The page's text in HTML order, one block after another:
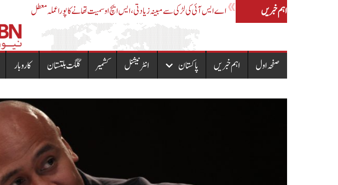
اہم خبریں
آزادکشمیر الیکشن ،ایل اے 27 اور28 کے 54 پولنگ اسٹیشنز پر ووٹنگ کا آغاز
صفحہ اول اہم خبریں پاکستان انٹرنیشنل کشمیر گلگت بلتستان کاروبار